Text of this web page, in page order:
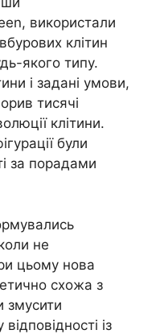
використали
клітин
якого типу.
і задані умови,
тисячі
клітини.
були
за порадами
не
цьому нова
схожа з
змусити
із